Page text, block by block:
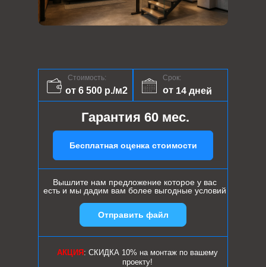
Срок:
от 14 дней
Стоимость:
от 6 500 р./м2
Гарантия 60 мес.
Бесплатная оценка стоимости
Вышлите нам предложение которое у вас
есть и мы дадим вам более выгодные условий
АКЦИЯ : СКИДКА 10% на монтаж по вашему
проекту!
Отправить файл